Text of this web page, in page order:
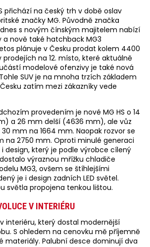
přichází na český trh v době oslav
značky MG. Původně značka
s novým čínským majitelem nabízí
a nově také hatchback MG3
plánuje v Česku prodat kolem 4400
na 12. místo, které aktuálně
modelové ofenzivy je také nová
SUV je na mnoha trzích základem
zatím mezi zákazníky vede
provedením je nové MG HS o 14
a 26 mm delší (4636 mm), ale vůz
30 mm na 1664 mm. Naopak rozvor se
na 2750 mm. Oproti minulé generaci
design, který je podle výrobce cílený
dostalo výraznou mřížku chladiče
MG3, ovšem se štíhlejšími
je i design zadních LED světel.
světla propojena tenkou lištou.
V INTERIÉRU
interiéru, který dostal modernější
S ohledem na cenovku mě příjemně
materiály. Palubní desce dominují dva